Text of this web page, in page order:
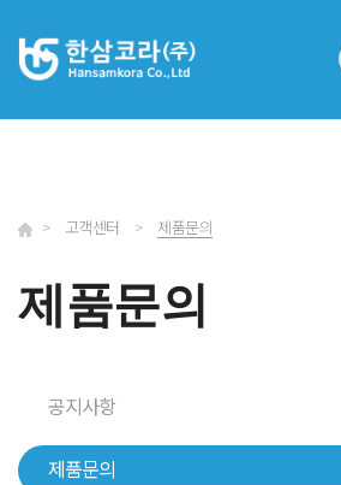
> 고객센터 > 제품문의
제품문의
공지사항
제품문의